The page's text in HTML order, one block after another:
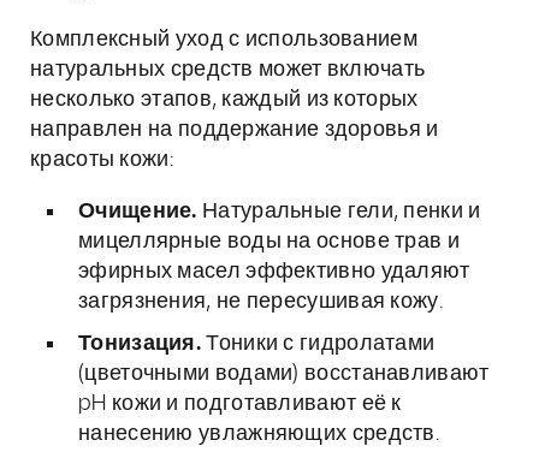
Комплексный уход с использованием
натуральных средств может включать
несколько этапов, каждый из которых
направлен на поддержание здоровья и
красоты кожи:
Очищение. Натуральные гели, пенки и
мицеллярные воды на основе трав и
эфирных масел эффективно удаляют
загрязнения, не пересушивая кожу.
Тонизация. Тоники с гидролатами
(цветочными водами) восстанавливают
pH кожи и подготавливают её к
нанесению увлажняющих средств.